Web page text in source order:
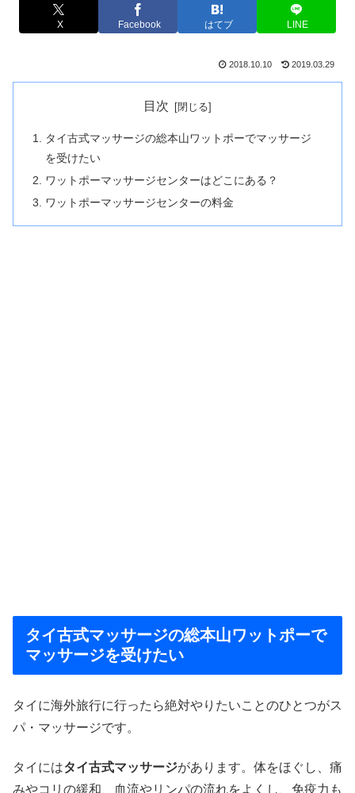
X Facebook はてブ LINE
2018.10.10 2019.03.29
目次
タイ古式マッサージの総本山ワットポーでマッサージ
を受けたい
ワットポーマッサージセンターはどこにある？
ワットポーマッサージセンターの料金
タイ古式マッサージの総本山ワットポーで
マッサージを受けたい
タイに海外旅行に行ったら絶対やりたいことのひとつがス
パ・マッサージです。
タイにはタイ古式マッサージがあります。体をほぐし、痛
みやコリの緩和、血流やリンパの流れをよくし、免疫力も